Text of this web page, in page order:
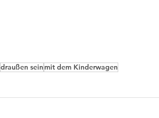
draußen sein mit dem Kinderwagen